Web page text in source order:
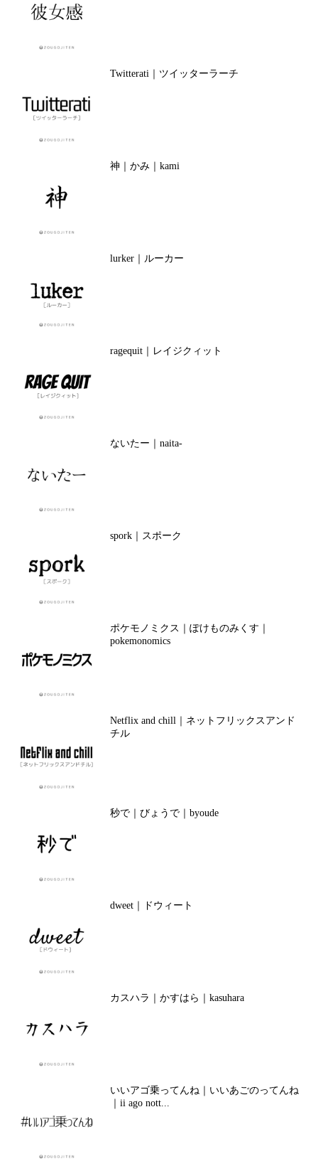
Twitterati｜ツイッターラーチ
神｜かみ｜kami
lurker｜ルーカー
ragequit｜レイジクィット
ないたー｜naita-
spork｜スポーク
ポケモノミクス｜ぽけものみくす｜
pokemonomics
Netflix and chill｜ネットフリックスアンド
チル
秒で｜びょうで｜byoude
dweet｜ドウィート
カスハラ｜かすはら｜kasuhara
いいアゴ乗ってんね｜いいあごのってんね
｜ii ago nott...